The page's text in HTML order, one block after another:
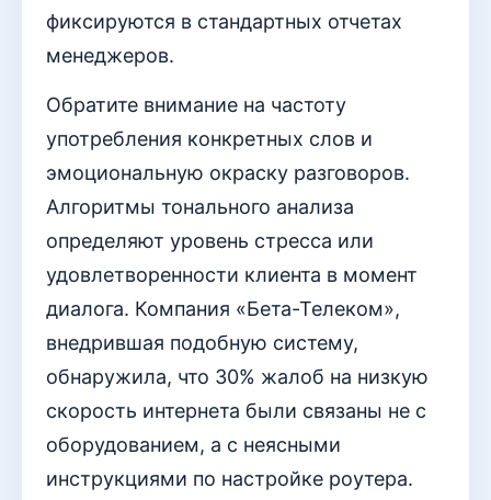
фиксируются в стандартных отчетах
менеджеров.
Обратите внимание на частоту
употребления конкретных слов и
эмоциональную окраску разговоров.
Алгоритмы тонального анализа
определяют уровень стресса или
удовлетворенности клиента в момент
диалога. Компания «Бета-Телеком»,
внедрившая подобную систему,
обнаружила, что 30% жалоб на низкую
скорость интернета были связаны не с
оборудованием, а с неясными
инструкциями по настройке роутера.